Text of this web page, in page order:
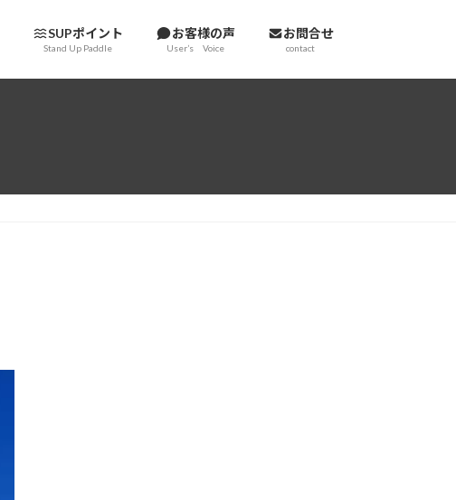
SUPポイント
Stand Up Paddle
お客様の声
User’s Voice
お問合せ
contact